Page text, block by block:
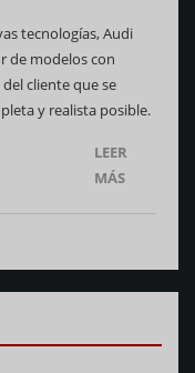
tecnologías, Audi
de modelos con
cliente que se
y realista posible.
LEER
MÁS